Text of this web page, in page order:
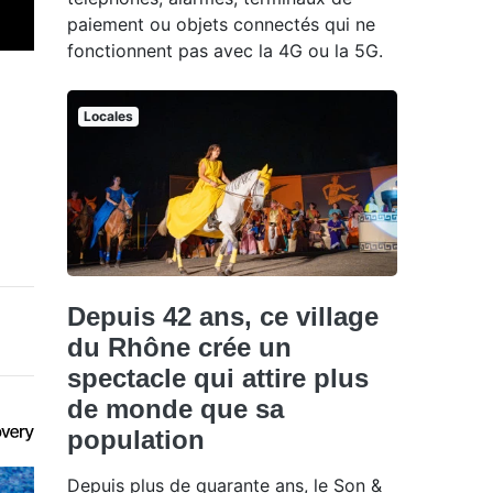
paiement ou objets connectés qui ne
fonctionnent pas avec la 4G ou la 5G.
Locales
Depuis 42 ans, ce village
du Rhône crée un
spectacle qui attire plus
de monde que sa
population
Depuis plus de quarante ans, le Son &